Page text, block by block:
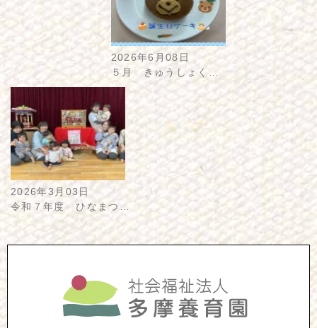
2026年6月08日
５月 きゅうしょく…
2026年3月03日
令和７年度 ひなまつ…